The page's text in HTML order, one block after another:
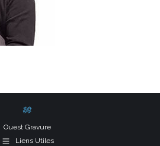
Ouest Gravure
Liens Utiles